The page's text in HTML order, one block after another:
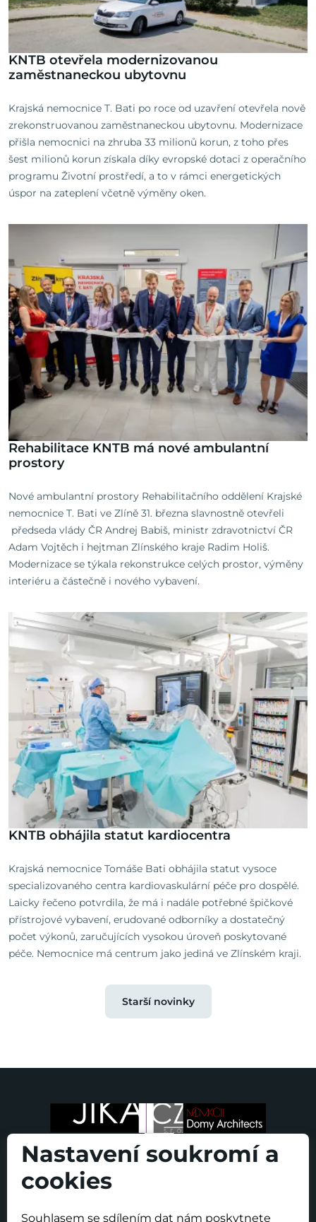
KNTB otevřela modernizovanou
zaměstnaneckou ubytovnu
Krajská nemocnice T. Bati po roce od uzavření otevřela nově
zrekonstruovanou zaměstnaneckou ubytovnu. Modernizace
přišla nemocnici na zhruba 33 milionů korun, z toho přes
šest milionů korun získala díky evropské dotaci z operačního
programu Životní prostředí, a to v rámci energetických
úspor na zateplení včetně výměny oken.
Rehabilitace KNTB má nové ambulantní
prostory
Nové ambulantní prostory Rehabilitačního oddělení Krajské
nemocnice T. Bati ve Zlíně 31. března slavnostně otevřeli
předseda vlády ČR Andrej Babiš, ministr zdravotnictví ČR
Adam Vojtěch i hejtman Zlínského kraje Radim Holiš.
Modernizace se týkala rekonstrukce celých prostor, výměny
interiéru a částečně i nového vybavení.
KNTB obhájila statut kardiocentra
Krajská nemocnice Tomáše Bati obhájila statut vysoce
specializovaného centra kardiovaskulární péče pro dospělé.
Laicky řečeno potvrdila, že má i nadále potřebné špičkové
přístrojové vybavení, erudované odborníky a dostatečný
počet výkonů, zaručujících vysokou úroveň poskytované
péče. Nemocnice má centrum jako jediná ve Zlínském kraji.
Starší novinky
Nastavení soukromí a
cookies
Souhlasem se sdílením dat nám poskytnete